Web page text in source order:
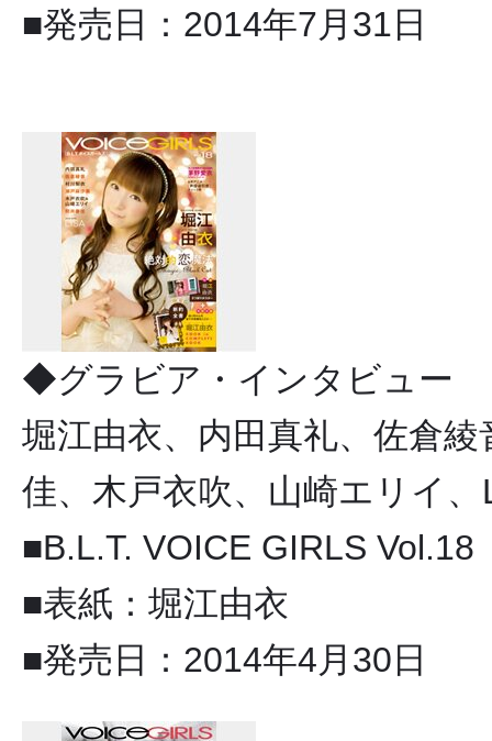
■発売日：2014年7月31日
◆グラビア・インタビュー
堀江由衣、内田真礼、佐倉
佳、木戸衣吹、山崎エリイ
■B.L.T. VOICE GIRLS Vol.18
■表紙：堀江由衣
■発売日：2014年4月30日